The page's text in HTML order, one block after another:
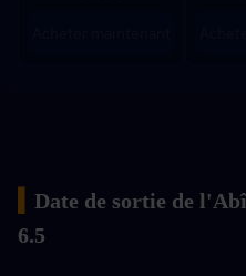
Date de sortie de
6.5